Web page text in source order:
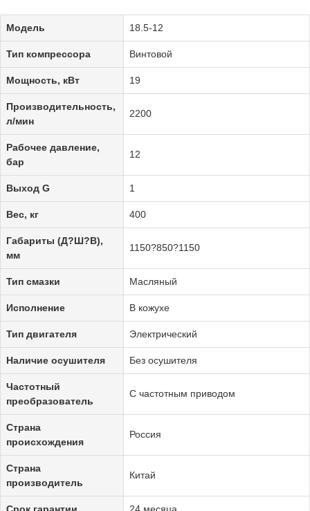
Модель 18.5-12
Тип компрессора Винтовой
Мощность, кВт 19
Производительность,
л/мин
2200
Рабочее давление,
бар
12
Выход G 1
Вес, кг 400
Габариты (Д?Ш?В),
мм
1150?850?1150
Тип смазки Масляный
Исполнение В кожухе
Тип двигателя Электрический
Наличие осушителя Без осушителя
Частотный
преобразователь
С частотным приводом
Страна
происхождения
Россия
Страна
производитель
Китай
Срок гарантии 24 месяца